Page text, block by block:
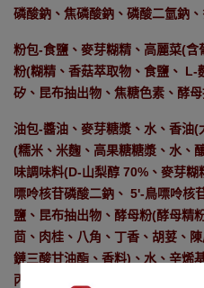
磷酸鈉、焦磷酸鈉、磷酸二氫鈉、
粉包-食鹽、麥芽糊精、高麗菜(
粉(糊精、香菇萃取物、食鹽、 L-
矽、昆布抽出物、焦糖色素、酵
油包-醬油、麥芽糖漿、水、香油
(糯米、米麴、高果糖糖漿、水、
味調味料(D-山梨醇 70%、麥芽
嘌呤核苷磷酸二鈉、 5'-鳥嘌呤核
鹽、昆布抽出物、酵母粉(酵母精
茴、肉桂、八角、丁香、胡荽、
鏈三酸甘油酯、香料)、水、辛烯
丙二醇、益鮮素(酵母萃取物、 L-